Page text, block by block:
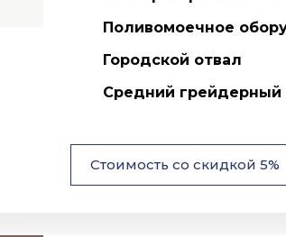
Поливомоечное
Городской отвал
Средний
Стоимость со скидкой 5%